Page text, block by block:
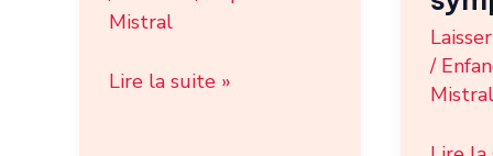
Mistral
Lire la suite »
/
Mistral